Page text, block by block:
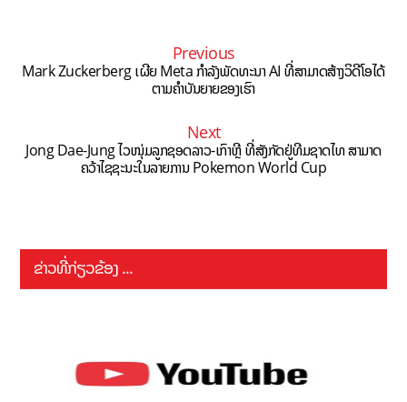
Previous
Mark Zuckerberg ເຜີຍ Meta ກຳລັງພັດທະນາ AI ທີ່ສາມາດສ້າງວິດີໂອໄດ້
ຕາມຄຳບັນຍາຍຂອງເຮົາ
Next
Jong Dae-Jung ໄວໜຸ່ມລູກຊອດລາວ-ເກົາຫຼີ ທີ່ສັງກັດຢູ່ທີມຊາດໄທ ສາມາດ
ຄວ້າໄຊຊະນະໃນລາຍການ Pokemon World Cup
ຂ່າວທີ່ກ່ຽວຂ້ອງ ...